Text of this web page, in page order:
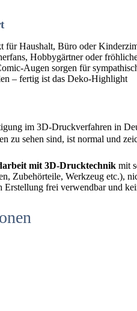
für Haushalt, Büro oder
Hobbygärtner oder
Augen sorgen für
– fertig ist das Deko-Highlight
im 3D-Druckverfahren in
zu sehen sind, ist normal und
mit 3D-Drucktechnik mit
Zubehörteile, Werkzeug etc.),
Erstellung frei verwendbar und